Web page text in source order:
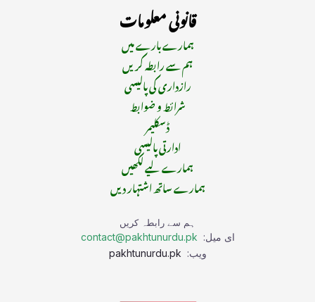
قانونی معلومات
ہمارے بارے میں
ہم سے رابطہ کریں
رازداری کی پالیسی
شرائط و ضوابط
ڈسکلیمر
ادارتی پالیسی
ہمارے لیے لکھیں
ہمارے ساتھ اشتہار دیں
ہم سے رابطہ کریں
ای میل: contact@pakhtunurdu.pk
ویب: